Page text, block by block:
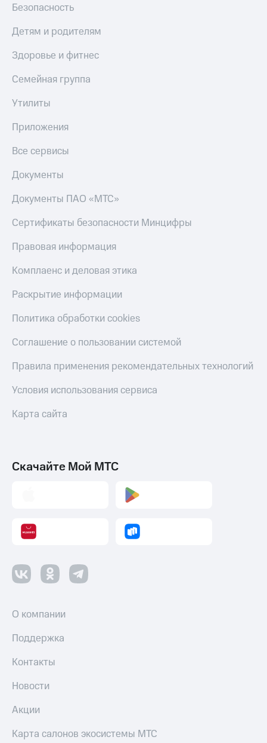
Безопасность
Детям и родителям
Здоровье и фитнес
Семейная группа
Утилиты
Приложения
Все сервисы
Документы
Документы ПАО «МТС»
Сертификаты безопасности Минцифры
Правовая информация
Комплаенс и деловая этика
Раскрытие информации
Политика обработки cookies
Соглашение о пользовании системой
Правила применения рекомендательных технологий
Условия использования сервиса
Карта сайта
Скачайте Мой МТС
О компании
Поддержка
Контакты
Новости
Акции
Карта салонов экосистемы МТС